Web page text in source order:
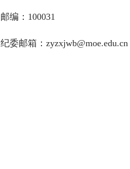
邮编：100031
纪委邮箱：zyzxjwb@moe.edu.cn